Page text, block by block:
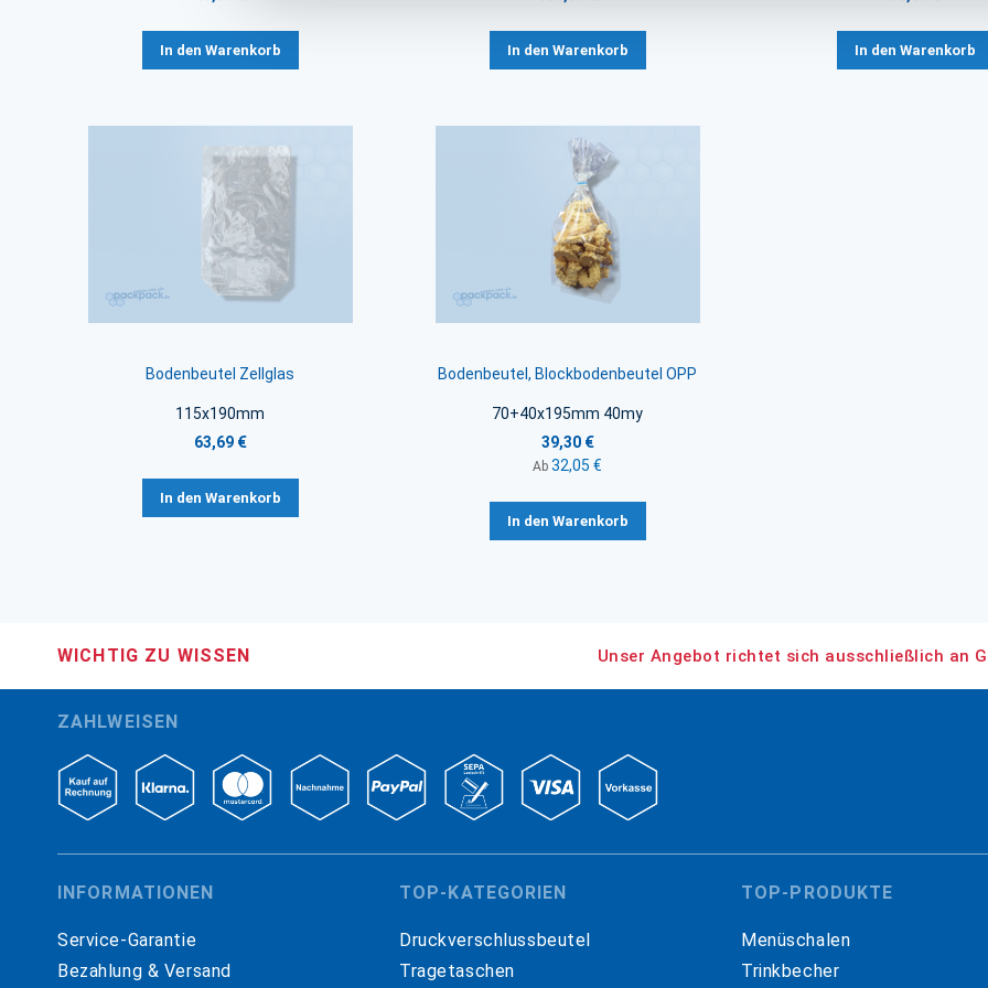
In den Warenkorb In den Warenkorb In den Warenkorb
Bodenbeutel Zellglas
115x190mm
63,69 €
In den Warenkorb
Bodenbeutel, Blockbodenbeutel OPP
70+40x195mm 40my
39,30 €
Ab 32,05 €
In den Warenkorb
WICHTIG ZU WISSEN Unser Angebot richtet sich ausschließlich an
ZAHLWEISEN
INFORMATIONEN
Service-Garantie
Bezahlung & Versand
TOP-KATEGORIEN
Druckverschlussbeutel
Tragetaschen
TOP-PRODUKTE
Menüschalen
Trinkbecher